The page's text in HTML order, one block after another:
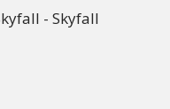
- Skyfall